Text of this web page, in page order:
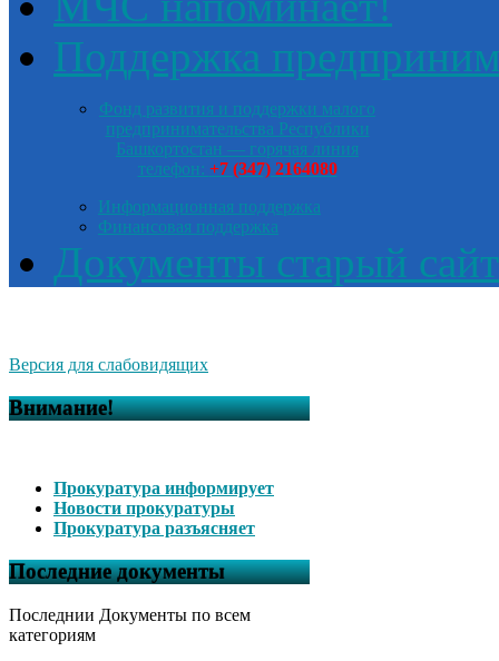
Поддержка
Фонд развития и поддержки малого
предпринимательства Республики
Башкортостан — горячая линия
телефон: +7 (347) 2164080
Информационная поддержка
Финансовая поддержка
Документы старый сайт
Версия для слабовидящих
Внимание!
Прокуратура информирует
Новости прокуратуры
Прокуратура разъясняет
Последние документы
Последнии Документы по всем
категориям